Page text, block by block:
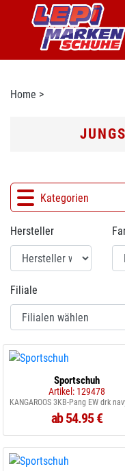
Home >
Kategorien
Hersteller
Filiale
Sportschuh
Artikel: 129478
KANGAROOS 3KB-Pang EW drk
ab 54.95 €